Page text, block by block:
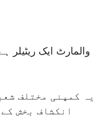
والمارٹ ایک ریٹیلر
یہ کمپنی مختلف
انکشاف بخش